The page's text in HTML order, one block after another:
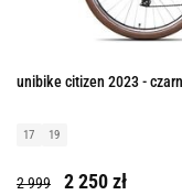
unibike citizen 2023 -
17 19
2 999 2 250 zł